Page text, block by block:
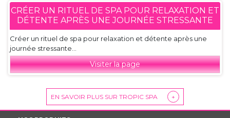
CRÉER UN RITUEL DE SPA POUR RELAXATION ET
DÉTENTE APRÈS UNE JOURNÉE STRESSANTE
Créer un rituel de spa pour relaxation et détente après une
journée stressante...
Visiter la page
EN SAVOIR PLUS SUR TROPIC SPA +